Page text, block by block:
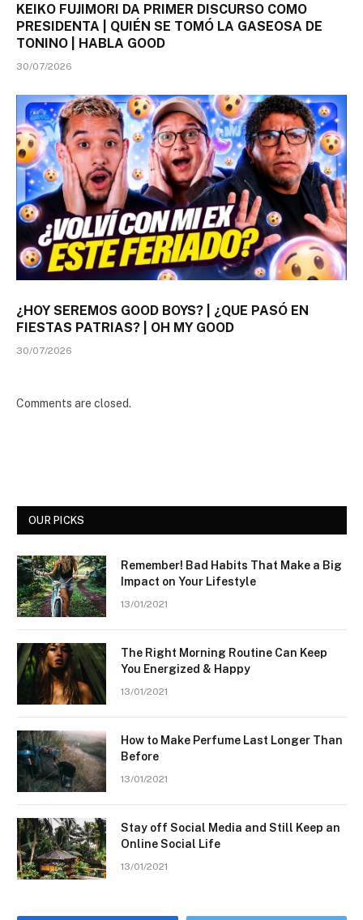
KEIKO FUJIMORI DA PRIMER DISCURSO COMO
PRESIDENTA | QUIÉN SE TOMÓ LA GASEOSA DE
TONINO | HABLA GOOD
30/07/2026
¿HOY SEREMOS GOOD BOYS? | ¿QUE PASÓ EN
FIESTAS PATRIAS? | OH MY GOOD
30/07/2026
Comments are closed.
OUR PICKS
Remember! Bad Habits That Make a Big
Impact on Your Lifestyle
13/01/2021
The Right Morning Routine Can Keep
You Energized & Happy
13/01/2021
How to Make Perfume Last Longer Than
Before
13/01/2021
Stay off Social Media and Still Keep an
Online Social Life
13/01/2021